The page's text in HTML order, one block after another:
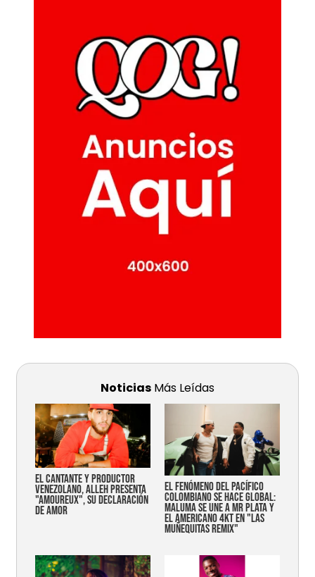
Noticias Más Leídas
EL CANTANTE Y PRODUCTOR
VENEZOLANO, ALLEH PRESENTA
"AMOUREUX", SU DECLARACIÓN
DE AMOR
EL FENÓMENO DEL PACÍFICO
COLOMBIANO SE HACE GLOBAL:
MALUMA SE UNE A MR PLATA Y
EL AMERICANO 4KT EN "LAS
MUÑEQUITAS REMIX"